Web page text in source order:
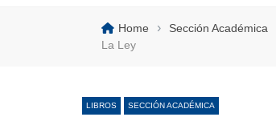
Home › Sección Académica
La Ley
LIBROS SECCIÓN ACADÉMICA